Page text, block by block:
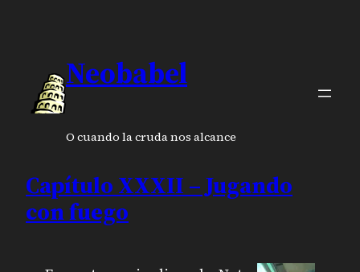
Neobabel
O cuando la cruda nos alcance
Capítulo XXXII – Jugando
con fuego